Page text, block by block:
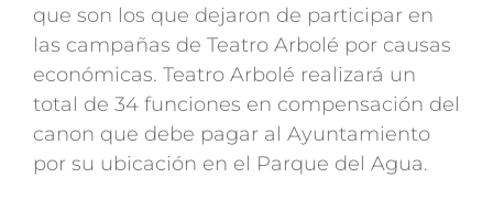
que son los que dejaron de participar en
las campañas de Teatro Arbolé por causas
económicas. Teatro Arbolé realizará un
total de 34 funciones en compensación del
canon que debe pagar al Ayuntamiento
por su ubicación en el Parque del Agua.